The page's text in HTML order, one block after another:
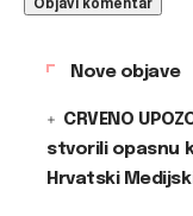
Nove objave
CRVENO
stvorili opasnu
Hrvatski